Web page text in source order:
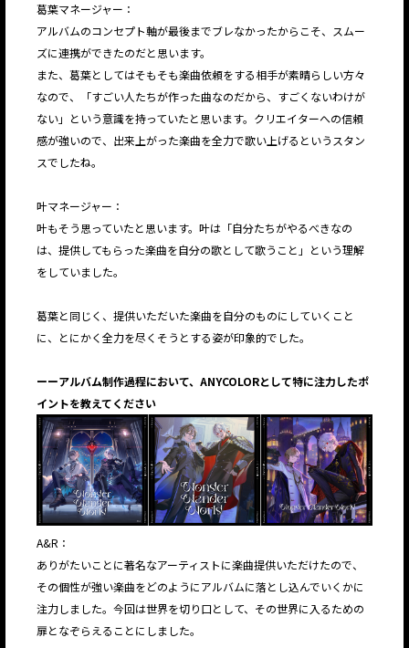
葛葉マネージャー：
アルバムのコンセプト軸が最後までブレなかったからこそ、スムー
ズに連携ができたのだと思います。
また、葛葉としてはそもそも楽曲依頼をする相手が素晴らしい方々
なので、「すごい人たちが作った曲なのだから、すごくないわけが
ない」という意識を持っていたと思います。クリエイターへの信頼
感が強いので、出来上がった楽曲を全力で歌い上げるというスタン
スでしたね。
叶マネージャー：
叶もそう思っていたと思います。叶は「自分たちがやるべきなの
は、提供してもらった楽曲を自分の歌として歌うこと」という理解
をしていました。
葛葉と同じく、提供いただいた楽曲を自分のものにしていくこと
に、とにかく全力を尽くそうとする姿が印象的でした。
ーーアルバム制作過程において、ANYCOLORとして特に注力したポ
イントを教えてください
A&R：
ありがたいことに著名なアーティストに楽曲提供いただけたので、
その個性が強い楽曲をどのようにアルバムに落とし込んでいくかに
注力しました。今回は世界を切り口として、その世界に入るための
扉となぞらえることにしました。